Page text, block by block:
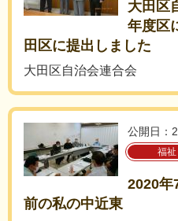
大田区
年度区
田区に提出しました
大田区自治会連合会
公開日：
福祉
2020
前の私の中近東